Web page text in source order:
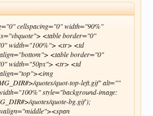
cellspacing="0" width="90%"
<table border="0"
width="100%"> <tr> <td
<table border="0"
width="50px"> <tr> <td
quotes/quot-top-left.gif" alt=""
style="background-image:
quotes/quote-bg.gif');